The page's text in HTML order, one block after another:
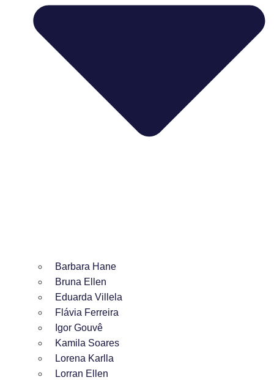
Barbara Hane
Bruna Ellen
Eduarda Villela
Flávia Ferreira
Igor Gouvê
Kamila Soares
Lorena Karlla
Lorran Ellen